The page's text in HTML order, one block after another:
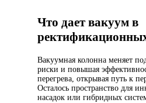
Что дает вакуум в
Вакуумная колонна меняет
риски и повышая
перегрева, открывая путь к
Осталось пространство для
насадок или гибридных